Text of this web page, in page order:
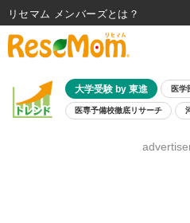
大学受験 by 東進 医学
医専予備校徹底リサーチ
8月開催学校説明
リセマム メンバーズ